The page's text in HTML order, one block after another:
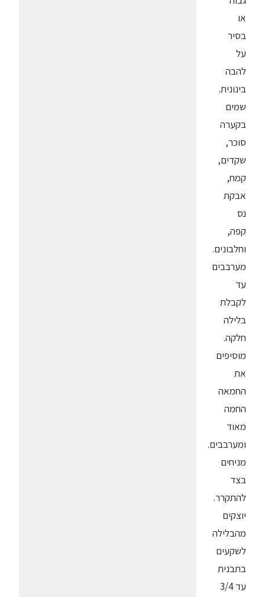
או
בסיר
על
להבה
בינונית.
שמים
בקערה
סוכר,
שקדים,
קמח,
אבקת
נס
קפה,
וחלבונים.
מערבבים
עד
לקבלת
בלילה
חלקה.
מוסיפים
את
החמאה
החמה
מאוד
ומערבבים.
מניחים
בצד
להתקרר.
יוצקים
מהבלילה
לשקעים
בתבנית
עד 3/4